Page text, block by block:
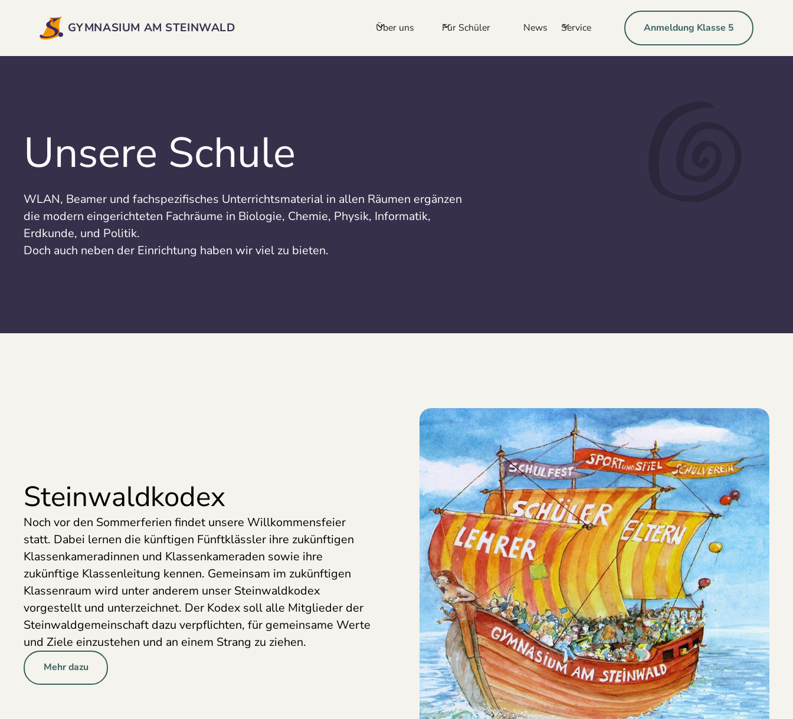
GYMNASIUM AM STEINWALD Über uns Für Schüler News Service Anmeldung Klasse 5
Unsere Schule
WLAN, Beamer und fachspezifisches Unterrichtsmaterial in allen Räumen ergänzen
die modern eingerichteten Fachräume in Biologie, Chemie, Physik, Informatik,
Erdkunde, und Politik.
Doch auch neben der Einrichtung haben wir viel zu bieten.
Steinwaldkodex
Noch vor den Sommerferien findet unsere Willkommensfeier
statt. Dabei lernen die künftigen Fünftklässler ihre zukünftigen
Klassenkameradinnen und Klassenkameraden sowie ihre
zukünftige Klassenleitung kennen. Gemeinsam im zukünftigen
Klassenraum wird unter anderem unser Steinwaldkodex
vorgestellt und unterzeichnet. Der Kodex soll alle Mitglieder der
Steinwaldgemeinschaft dazu verpflichten, für gemeinsame Werte
und Ziele einzustehen und an einem Strang zu ziehen.
Mehr dazu